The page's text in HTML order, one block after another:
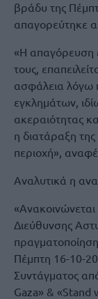
βράδυ της
απαγορεύτηκε
«Η απαγόρευση
τους,
ασφάλεια λόγω
εγκλημάτων,
ακεραιότητας
η διατάραξη
περιοχή»,
Αναλυτικά η
Διεύθυνσης
Πέμπτη 16-10-
Συντάγματος
Gaza» & «Stand